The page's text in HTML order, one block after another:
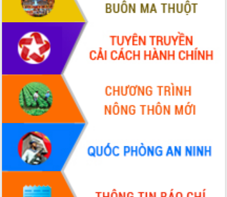
Phát động chiến dịch 30 ngày đêm
giải phóng mặt bằng Tuyến đường bộ
Đắk Lắk nỗ lực thúc đẩy tăng trưởng
kinh tế từ 10% trở lên trong Quý
II/2026
Đắk Lắk ký kết thỏa thuận hợp tác về
chuyển đổi số giai đoạn 2026 – 2030
với Tập đoàn Bưu chính Viễn thông
Việt Nam
Thứ trưởng Bộ Y tế làm việc với tỉnh
Đắk Lắk về phát triển nhân lực y tế
cho trạm y tế cấp xã
Du lịch Đắk Lắk nâng tầm trải nghiệm
du khách thông qua Hệ thống cơ sở dữ
liệu và Bản đồ số
Tập huấn ứng dụng trí tuệ nhân tạo (AI)
trong thương mại điện tử năm 2026